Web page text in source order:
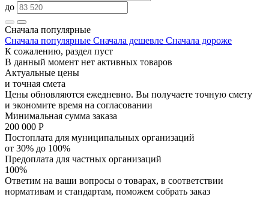
до
Сначала популярные
Сначала популярные Сначала дешевле Сначала дороже
К сожалению, раздел пуст
В данный момент нет активных товаров
Актуальные цены
и точная смета
Цены обновляются ежедневно. Вы получаете точную смету
и экономите время на согласовании
Минимальная сумма заказа
200 000 Р
Постоплата для муниципальных организаций
от 30% до 100%
Предоплата для частных организаций
100%
Ответим на ваши вопросы о товарах, в соответствии
нормативам и стандартам, поможем собрать заказ